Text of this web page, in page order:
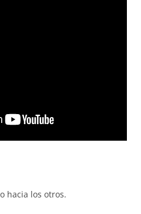
hacia los otros.